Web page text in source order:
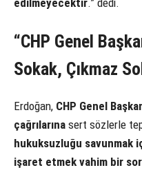
edilmeyecektir.” dedi.
“CHP Genel
Sokak, Çıkmaz
Erdoğan, CHP Genel
çağrılarına sert sözlerle
hukuksuzluğu savunmak
işaret etmek vahim bir